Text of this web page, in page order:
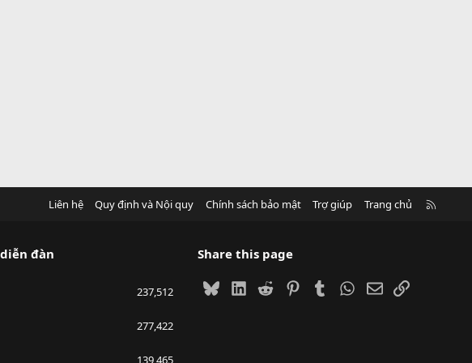
Liên hệ Quy định và Nội quy Chính sách bảo mật Trợ giúp Trang chủ
đàn
237,512
277,422
139,465
Share this page
BlueskyLinkedIn
Reddit PinterestTumblrWhatsApp
EmailLink